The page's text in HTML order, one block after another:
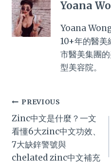
Yoana
Yoana
10+年的醫美
市醫美集團
型美容院。
Post
navigation
PREVIOUS
Zinc中文是什麼？一文
看懂6大zinc中文功效、
7大缺鋅警號與
chelated zinc中文補充